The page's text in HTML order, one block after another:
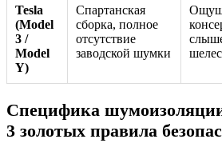
Tesla
(Model
3 /
Model
Y)
Спартанская
сборка, полное
отсутствие
заводской шумки
Специфика
3 золотых правила